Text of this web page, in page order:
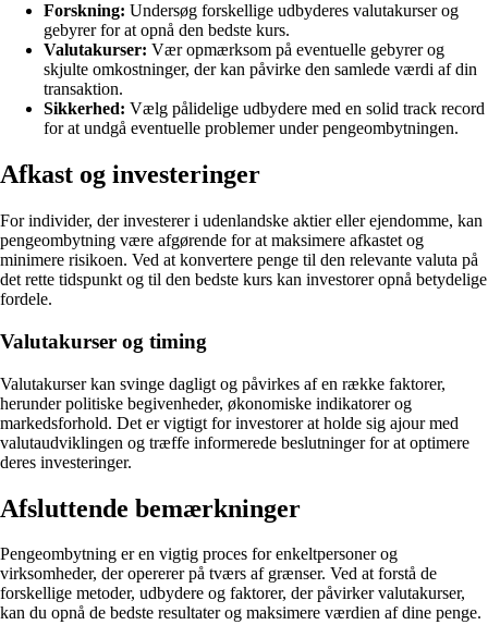
Forskning: Undersøg forskellige udbyderes valutakurser og
gebyrer for at opnå den bedste kurs.
Valutakurser: Vær opmærksom på eventuelle gebyrer og
skjulte omkostninger, der kan påvirke den samlede værdi af din
transaktion.
Sikkerhed: Vælg pålidelige udbydere med en solid track record
for at undgå eventuelle problemer under pengeombytningen.
Afkast og investeringer
For individer, der investerer i udenlandske aktier eller ejendomme, kan
pengeombytning være afgørende for at maksimere afkastet og
minimere risikoen. Ved at konvertere penge til den relevante valuta på
det rette tidspunkt og til den bedste kurs kan investorer opnå betydelige
fordele.
Valutakurser og timing
Valutakurser kan svinge dagligt og påvirkes af en række faktorer,
herunder politiske begivenheder, økonomiske indikatorer og
markedsforhold. Det er vigtigt for investorer at holde sig ajour med
valutaudviklingen og træffe informerede beslutninger for at optimere
deres investeringer.
Afsluttende bemærkninger
Pengeombytning er en vigtig proces for enkeltpersoner og
virksomheder, der opererer på tværs af grænser. Ved at forstå de
forskellige metoder, udbydere og faktorer, der påvirker valutakurser,
kan du opnå de bedste resultater og maksimere værdien af dine penge.